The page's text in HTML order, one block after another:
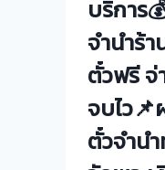
บริการ
จำนำร้
ตั๋วฟรี
จบไว
ตั๋วจำน